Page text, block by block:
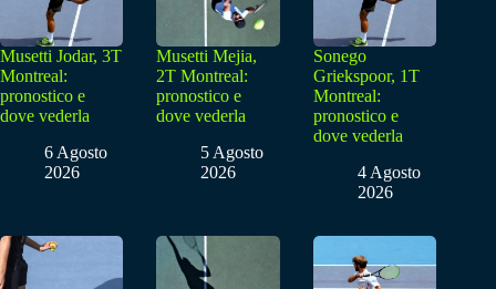
Musetti Jodar, 3T
Montreal:
pronostico e
dove vederla
6 Agosto
2026
Musetti Mejia,
2T Montreal:
pronostico e
dove vederla
5 Agosto
2026
Sonego
Griekspoor, 1T
Montreal:
pronostico e
dove vederla
4 Agosto
2026